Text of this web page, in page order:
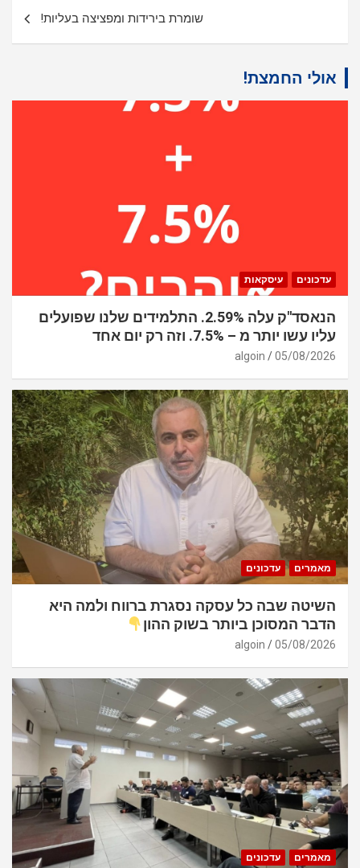
שומרת בירידות ומפציצה בעליות!
אולי החמצת!
עדכונים עיסקאות
הנאסד"ק עלה 2.59%. התלמידים שלנו שפועלים
עליו עשו יותר מ – 7.5%. וזה רק יום אחד
05/08/2026
algoin
מאמרים עדכונים
השיטה שבה כל עסקה נסגרת ברווח ולמה היא
הדבר המסוכן ביותר בשוק ההון
05/08/2026
algoin
מאמרים עדכונים